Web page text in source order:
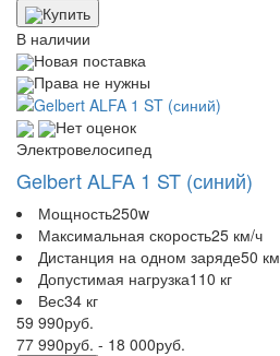
Купить
В наличии
Новая поставка
Права не нужны
Нет оценок
Электровелосипед
Gelbert ALFA 1 ST (синий)
Мощность250w
Максимальная скорость25 км/ч
Дистанция на одном заряде50 км
Допустимая нагрузка110 кг
Вес34 кг
59 990руб.
77 990руб. - 18 000руб.